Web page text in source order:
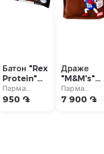
Батон "Rex
Protein"
коко, без
сахара 50г
Парма
супермаркет
950 ֏
Драже
"M&M's"
шоколад
800г
Парма
супермаркет
7 900 ֏